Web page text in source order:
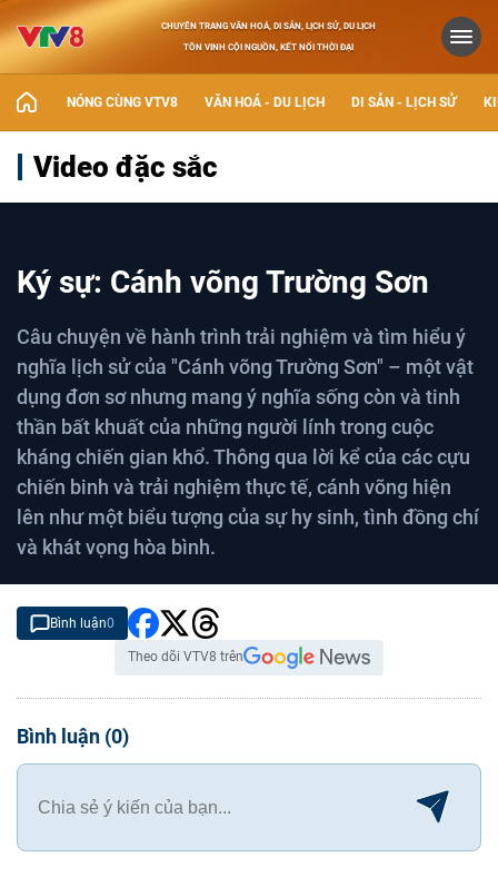
CHUYÊN TRANG VĂN HOÁ, DI SẢN, LỊCH SỬ, DU LỊCH
TÔN VINH CỘI NGUỒN, KẾT NỐI THỜI ĐẠI
NÓNG CÙNG VTV8 VĂN HOÁ - DU LỊCH DI SẢN - LỊCH SỬ
Video đặc sắc
Ký sự: Cánh võng Trường Sơn
Câu chuyện về hành trình trải nghiệm và tìm hiểu ý
nghĩa lịch sử của "Cánh võng Trường Sơn" – một vật
dụng đơn sơ nhưng mang ý nghĩa sống còn và tinh
thần bất khuất của những người lính trong cuộc
kháng chiến gian khổ. Thông qua lời kể của các cựu
chiến binh và trải nghiệm thực tế, cánh võng hiện
lên như một biểu tượng của sự hy sinh, tình đồng chí
và khát vọng hòa bình.
Bình luận0
Theo dõi VTV8 trên
Bình luận (0)